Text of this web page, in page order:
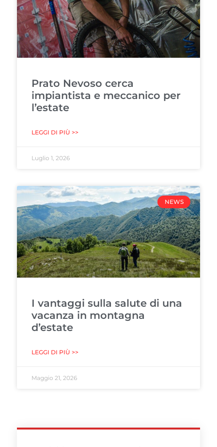
Prato Nevoso cerca
impiantista e meccanico per
l’estate
LEGGI DI PIÙ >>
Luglio 1, 2026
NEWS
I vantaggi sulla salute di una
vacanza in montagna
d’estate
LEGGI DI PIÙ >>
Maggio 21, 2026